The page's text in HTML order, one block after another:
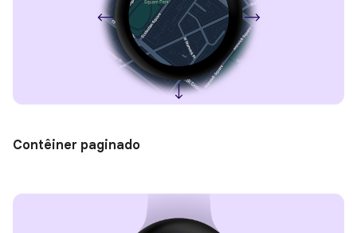
Contêiner paginado